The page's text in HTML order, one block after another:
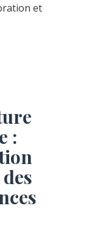
et
: